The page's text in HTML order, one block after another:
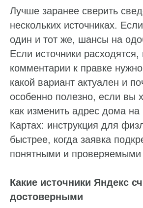
Лучше заранее сверить
нескольких источниках.
один и тот же, шансы на
Если источники расходятся,
комментарии к правке
какой вариант актуален и
особенно полезно, если вы
как изменить адрес дома на
Картах: инструкция для
быстрее, когда заявка
понятными и
Какие источники Яндекс
достоверными